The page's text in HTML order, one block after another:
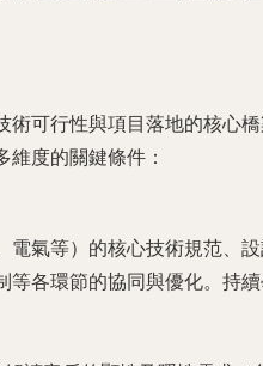
可行性與項目落地的核心
度的關鍵條件：
氣等）的核心技術規范、
各環節的協同與優化。持